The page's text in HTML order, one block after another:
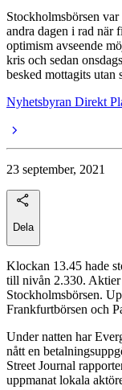
Stockholmsbörsen
andra dagen i rad när
optimism avseende
kris och sedan
besked mottagits utan
Nyhetsbyran Direkt
23 september, 2021
Dela
Klockan 13.45 hade
till nivån 2.330. Aktier
Stockholmsbörsen.
Frankfurtbörsen och
Under natten har
nått en
Street Journal
uppmanat lokala